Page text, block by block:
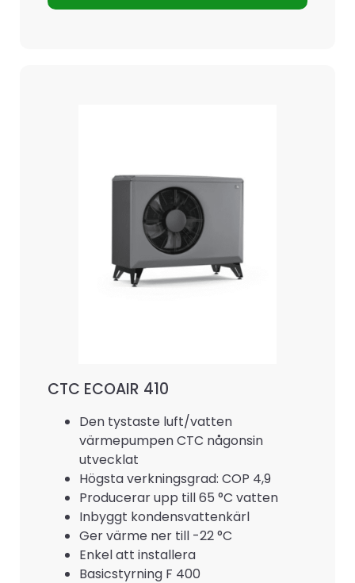
CTC ECOAIR 410
Den tystaste luft/vatten
värmepumpen CTC någonsin
utvecklat
Högsta verkningsgrad: COP 4,9
Producerar upp till 65 °C vatten
Inbyggt kondensvattenkärl
Ger värme ner till -22 °C
Enkel att installera
Basicstyrning F 400